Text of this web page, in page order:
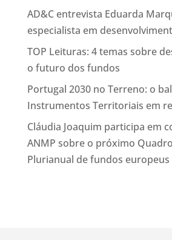
AD&C entrevista Eduarda
especialista em
TOP Leituras: 4 temas sobre
o futuro dos fundos
Portugal 2030 no Terreno: o
Instrumentos Territoriais em
Cláudia Joaquim participa em
ANMP sobre o próximo
Plurianual de fundos europeus